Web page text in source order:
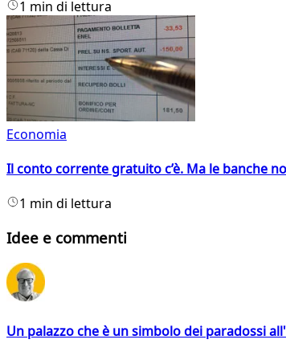
1 min di lettura
Economia
Il conto corrente gratuito c’è. Ma le banche
1 min di lettura
Idee e commenti
Un palazzo che è un simbolo dei paradossi